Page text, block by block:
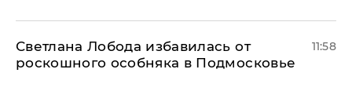
Светлана Лобода избавилась от
роскошного особняка в Подмосковье
11:58